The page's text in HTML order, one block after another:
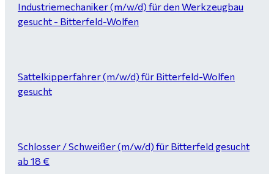
Industriemechaniker (m/w/d) für den Werkzeugbau
gesucht - Bitterfeld-Wolfen
Sattelkipperfahrer (m/w/d) für Bitterfeld-Wolfen
gesucht
Schlosser / Schweißer (m/w/d) für Bitterfeld gesucht
ab 18 €